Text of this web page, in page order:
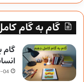
گام به گام
گام
04